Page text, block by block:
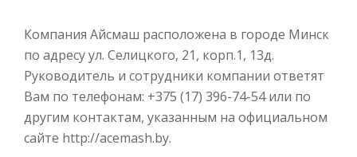
Компания Айсмаш расположена в городе Минск
по адресу ул. Селицкого, 21, корп.1, 13д.
Руководитель и сотрудники компании ответят
Вам по телефонам: +375 (17) 396-74-54 или по
другим контактам, указанным на официальном
сайте http://acemash.by.